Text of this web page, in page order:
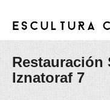
Restauración
Iznatoraf 7